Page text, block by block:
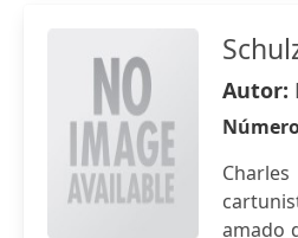
Autor:
amado